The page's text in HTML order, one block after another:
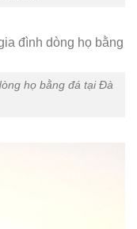
họ bằng đá tại Đà